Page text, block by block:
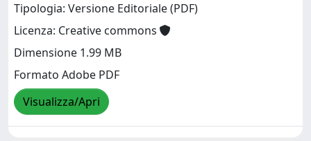
Tipologia: Versione Editoriale (PDF)
Licenza: Creative commons
Dimensione 1.99 MB
Formato Adobe PDF
Visualizza/Apri